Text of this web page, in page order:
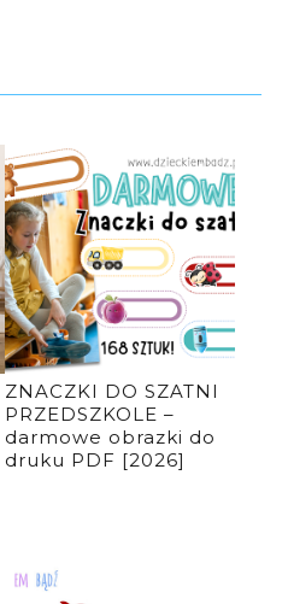
ZNACZKI DO SZATNI
PRZEDSZKOLE –
darmowe obrazki do
druku PDF [2026]